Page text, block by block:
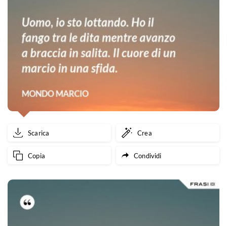
Scarica Crea
Copia Condividi